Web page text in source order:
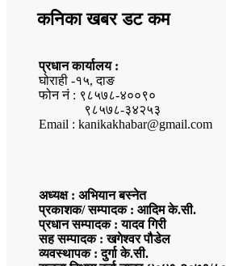
कनिका खबर डट कम
प्रधान कार्यालय :
घोराही -१५, दाङ
फोन नं : ९८५७८-४००९०
९८५७८-३४२५३
Email : kanikakhabar@gmail.com
अध्यक्ष : अभियान बस्नेत
प्रकाशक/ सम्पादक : आदिम के.सी.
प्रधान सम्पादक : यादव गिरी
सह सम्पादक : खगेश्वर पौडेल
व्यवस्थापक : दुर्गा के.सी.